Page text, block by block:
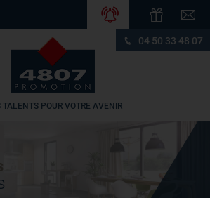
TALENTS POUR VOTRE AVENIR
04 50 33 48 07